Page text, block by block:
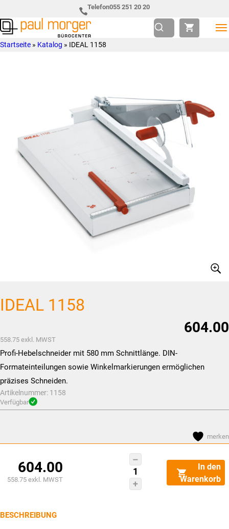
Hauptnavigation
springen
to
main
Telefon055 251 20 20
Paul
so
Startseite » Katalog » IDEAL 1158
IDEAL 1158
604.00
558.75 exkl. MWST
Profi-Hebelschneider mit 580 mm Schnittlänge. DIN-
Formateinteilungen sowie Winkelmarkierungen ermöglichen
präzises Schneiden.
Artikelnummer: 1158
Verfügbar
merken
604.00
558.75 exkl. MWST
IDEAL
1158
Menge
In den
Warenkorb
BESCHREIBUNG